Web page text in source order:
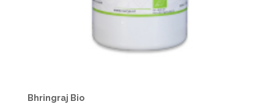
Bhringraj Bio